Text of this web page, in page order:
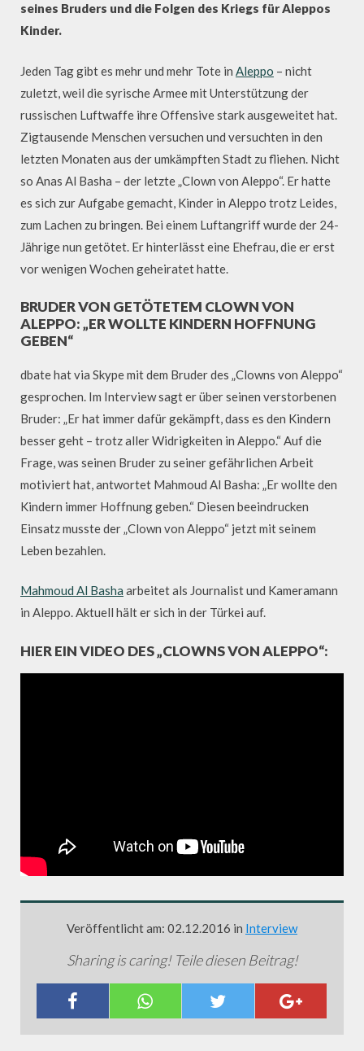
seines Bruders und die Folgen des Kriegs für Aleppos
Kinder.
Jeden Tag gibt es mehr und mehr Tote in Aleppo – nicht
zuletzt, weil die syrische Armee mit Unterstützung der
russischen Luftwaffe ihre Offensive stark ausgeweitet hat.
Zigtausende Menschen versuchen und versuchten in den
letzten Monaten aus der umkämpften Stadt zu fliehen. Nicht
so Anas Al Basha – der letzte „Clown von Aleppo“. Er hatte
es sich zur Aufgabe gemacht, Kinder in Aleppo trotz Leides,
zum Lachen zu bringen. Bei einem Luftangriff wurde der 24-
Jährige nun getötet. Er hinterlässt eine Ehefrau, die er erst
vor wenigen Wochen geheiratet hatte.
BRUDER VON GETÖTETEM CLOWN VON
ALEPPO: „ER WOLLTE KINDERN HOFFNUNG
GEBEN“
dbate hat via Skype mit dem Bruder des „Clowns von Aleppo“
gesprochen. Im Interview sagt er über seinen verstorbenen
Bruder: „Er hat immer dafür gekämpft, dass es den Kindern
besser geht – trotz aller Widrigkeiten in Aleppo.“ Auf die
Frage, was seinen Bruder zu seiner gefährlichen Arbeit
motiviert hat, antwortet Mahmoud Al Basha: „Er wollte den
Kindern immer Hoffnung geben.“ Diesen beeindrucken
Einsatz musste der „Clown von Aleppo“ jetzt mit seinem
Leben bezahlen.
Mahmoud Al Basha arbeitet als Journalist und Kameramann
in Aleppo. Aktuell hält er sich in der Türkei auf.
HIER EIN VIDEO DES „CLOWNS VON ALEPPO“:
Veröffentlicht am: 02.12.2016 in Interview
Sharing is caring! Teile diesen Beitrag!